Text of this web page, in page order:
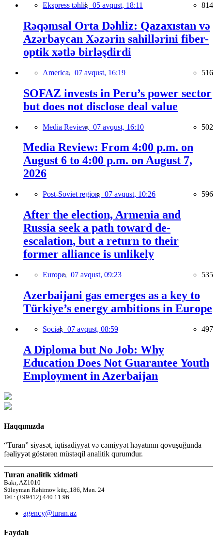
Ekspress təhlil, 05 avqust, 18:11 814
Rəqəmsal Orta Dəhliz: Qazaxıstan və
Azərbaycan Xəzərin sahillərini fiber-
optik xətlə birləşdirdi
America, 07 avqust, 16:19 516
SOFAZ invests in Peru’s power sector
but does not disclose deal value
Media Review, 07 avqust, 16:10 502
Media Review: From 4:00 p.m. on
August 6 to 4:00 p.m. on August 7,
2026
Post-Soviet region, 07 avqust, 10:26 596
After the election, Armenia and
Russia seek a path toward de-
escalation, but a return to their
former alliance is unlikely
Europe, 07 avqust, 09:23 535
Azerbaijani gas emerges as a key to
Türkiye’s energy ambitions in Europe
Social, 07 avqust, 08:59 497
A Diploma but No Job: Why
Education Does Not Guarantee Youth
Employment in Azerbaijan
Haqqımızda
“Turan” siyasət, iqtisadiyyat və cəmiyyət həyatının qovuşuğunda
fəaliyyət göstərən müstəqil analitik qurumdur.
Turan analitik xidməti
Bakı, AZ1010
Süleyman Rəhimov küç.,186, Mən. 24
Tel.: (+99412) 440 11 96
agency@turan.az
Faydalı